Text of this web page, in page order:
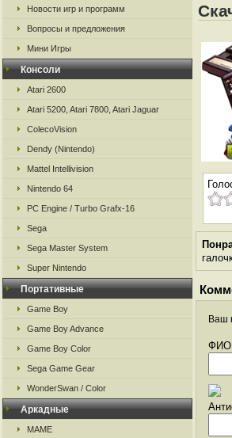
Новости игр и программ
Вопросы и предложения
Мини Игры
Консоли
Atari 2600
Atari 5200, Atari 7800, Atari Jaguar
ColecoVision
Dendy (Nintendo)
Mattel Intellivision
Nintendo 64
PC Engine / Turbo Grafx-16
Sega
Sega Master System
Super Nintendo
Портативные
Game Boy
Game Boy Advance
Game Boy Color
Sega Game Gear
WonderSwan / Color
Аркадные
MAME
Ваш
ФИО